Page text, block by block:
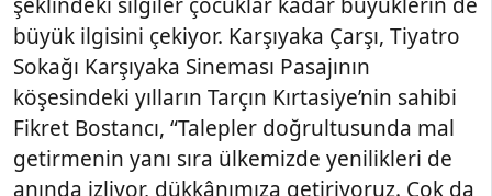
şeklindeki silgiler çocuklar kadar büyüklerin de
büyük ilgisini çekiyor. Karşıyaka Çarşı, Tiyatro
Sokağı Karşıyaka Sineması Pasajının
köşesindeki yılların Tarçın Kırtasiye’nin sahibi
Fikret Bostancı, “Talepler doğrultusunda mal
getirmenin yanı sıra ülkemizde yenilikleri de
anında izliyor, dükkânımıza getiriyoruz. Çok da